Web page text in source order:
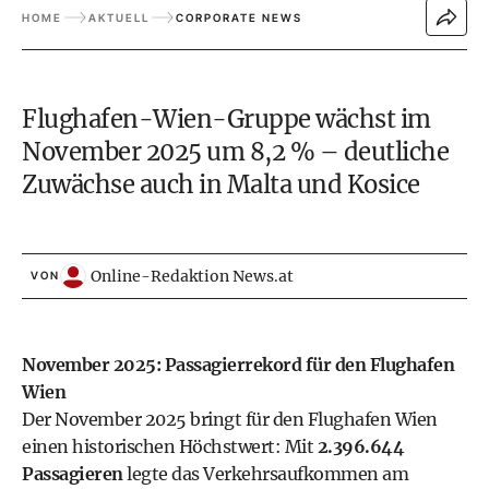
HOME AKTUELL CORPORATE NEWS
Flughafen-Wien-Gruppe wächst im
November 2025 um 8,2 % – deutliche
Zuwächse auch in Malta und Kosice
VON Online-Redaktion News.at
November 2025: Passagierrekord für den Flughafen
Wien
Der November 2025 bringt für den Flughafen Wien
einen historischen Höchstwert: Mit 2.396.644
Passagierenlegte das Verkehrsaufkommen am